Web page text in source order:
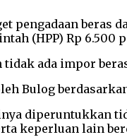
pengadaan beras
(HPP) Rp
ada impor
Bulog
diperuntukkan
keperluan lain